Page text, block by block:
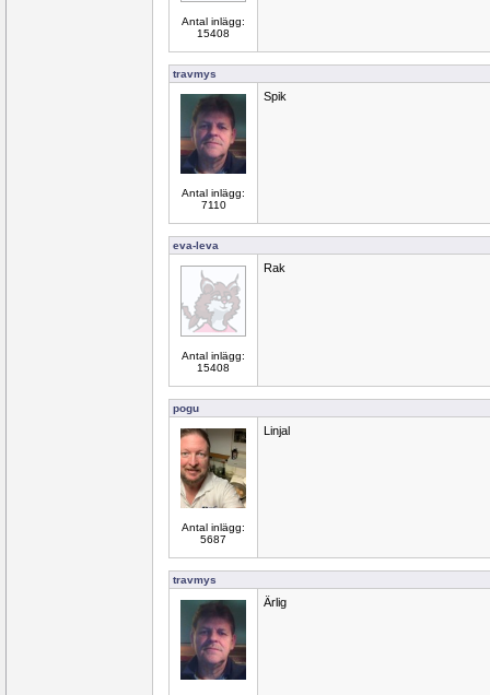
Antal inlägg:
15408
travmys
Antal inlägg:
7110
Spik
eva-leva
Antal inlägg:
15408
Rak
pogu
Antal inlägg:
5687
Linjal
travmys
Ärlig